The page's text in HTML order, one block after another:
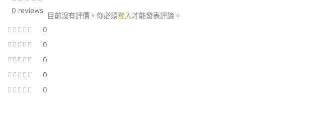
0 reviews
0
0
0
0
0
目前沒有評價。 你必須登入 才能發表評論。